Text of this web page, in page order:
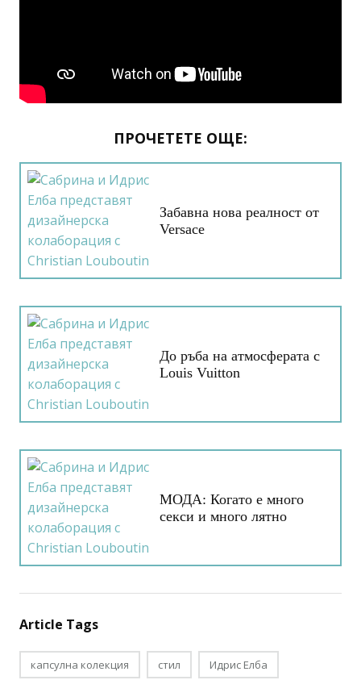
ПРОЧЕТЕТЕ ОЩЕ:
Забавна нова реалност от
Versace
До ръба на атмосферата с
Louis Vuitton
МОДА: Когато е много
секси и много лятно
Article Tags
капсулна колекция стил Идрис Елба